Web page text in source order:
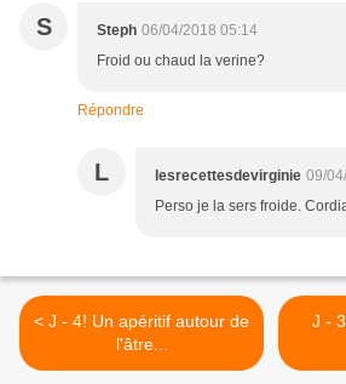
S Steph 06/04/2018 05:14
Froid ou chaud la verine?
Répondre
L lesrecettesdevirginie 09/
Perso je la sers froide.
< J - 4! Un apéritif autour de
l'âtre...